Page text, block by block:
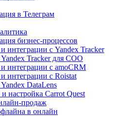
в Телеграм
бизнес-процессов
интеграции с Yandex Tracker
Tracker для СОО
интеграции с amoCRM
интеграции с Roistat
DataLens
настройка Carrot Quest
продаж
в онлайн